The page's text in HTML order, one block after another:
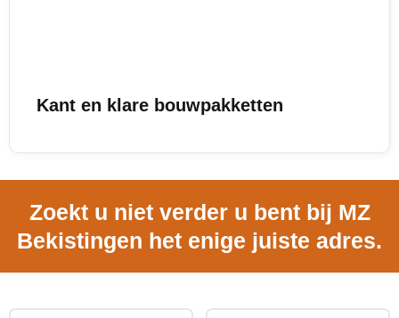
Kant en klare bouwpakketten
Zoekt u niet verder u bent bij MZ
Bekistingen het enige juiste adres.